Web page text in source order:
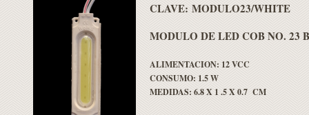
CLAVE: MODULO23/WHITE
MODULO DE LED COB NO. 23
ALIMENTACION: 12 VCC
CONSUMO: 1.5 W
MEDIDAS: 6.8 X 1 .5 X 0.7 CM